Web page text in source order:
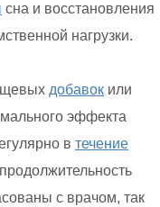
сна и восстановления
нагрузки.
добавок или
эффекта
в течение
с врачом, так